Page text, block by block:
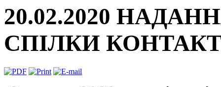
20.02.2020
СПІЛКИ